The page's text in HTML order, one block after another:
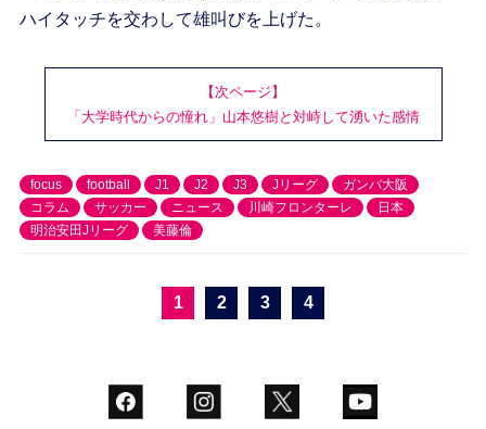
ハイタッチを交わして雄叫びを上げた。
【次ページ】
「大学時代からの憧れ」山本悠樹と対峙して湧いた感情
focus football J1 J2 J3 Jリーグ
ガンバ大阪
コラム
サッカー ニュース 川崎フロンターレ
日本
明治安田Jリーグ
美藤倫
1 2 3 4